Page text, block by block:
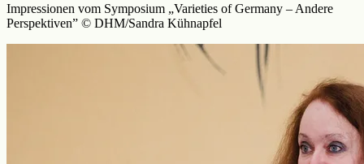
Impressionen vom Symposium „Varieties of Germany – Andere
Perspektiven” © DHM/Sandra Kühnapfel